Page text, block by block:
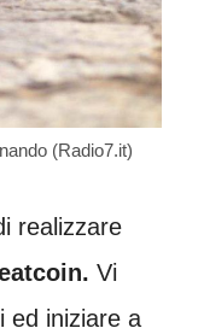
(Radio7.it)
realizzare
Vi
ed iniziare a